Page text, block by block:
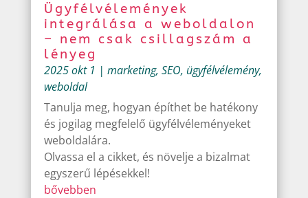
Ügyfélvélemények
integrálása a weboldalon
– nem csak csillagszám a
lényeg
2025 okt 1 | marketing, SEO, ügyfélvélemény,
weboldal
Tanulja meg, hogyan építhet be hatékony
és jogilag megfelelő ügyfélvéleményeket
weboldalára.
Olvassa el a cikket, és növelje a bizalmat
egyszerű lépésekkel!
bővebben